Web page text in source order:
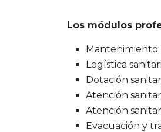
Los módulos
Mantenimiento
Logística
Dotación
Atención
Atención
Evacuación y